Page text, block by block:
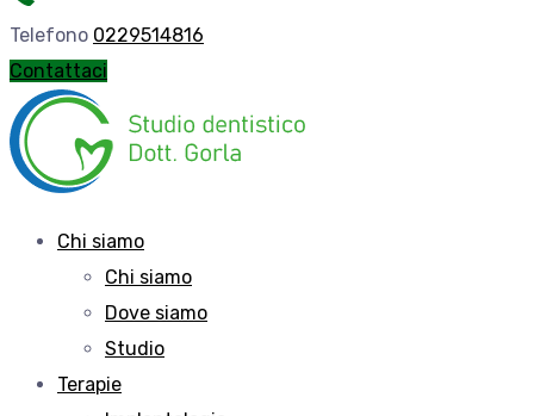
Telefono 0229514816
Contattaci
Chi siamo
Chi siamo
Dove siamo
Studio
Terapie